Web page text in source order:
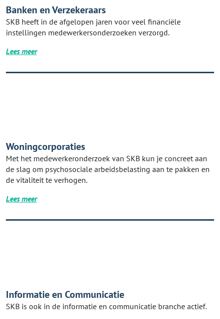
Banken en Verzekeraars
SKB heeft in de afgelopen jaren voor veel financiële
instellingen medewerkersonderzoeken verzorgd.
Lees meer
Woningcorporaties
Met het medewerkeronderzoek van SKB kun je concreet aan
de slag om psychosociale arbeidsbelasting aan te pakken en
de vitaliteit te verhogen.
Lees meer
Informatie en Communicatie
SKB is ook in de informatie en communicatie branche actief.